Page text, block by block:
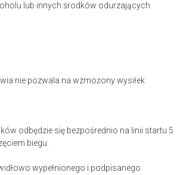
lub innych środków odurzających
nie pozwala na wzmożony wysiłek
odbędzie się bezpośrednio na linii startu 5
biegu.
wypełnionego i podpisanego